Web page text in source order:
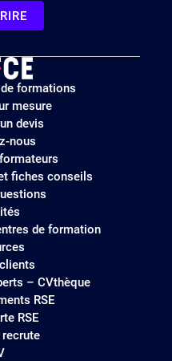
formations
mesure
devis
nous
fiches conseils
de formation
– CVthèque
RSE
RSE
recrute